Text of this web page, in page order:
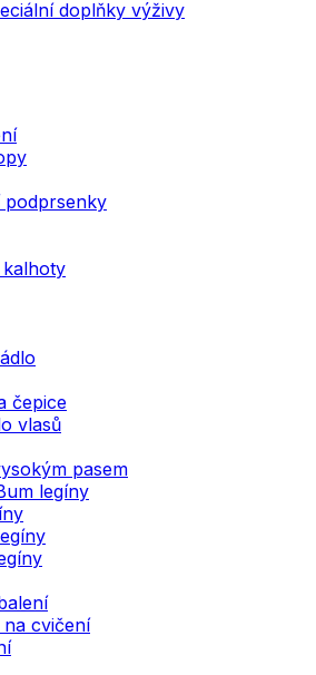
doplňky výživy
kalhoty
čepice
vlasů
pasem
legíny
cvičení